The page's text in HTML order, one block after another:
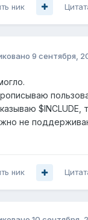
ник
9 сентября,
не
ник